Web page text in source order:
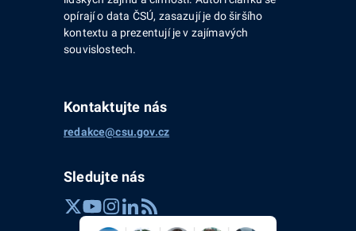
opírají o data ČSÚ, zasazují je do širšího
kontextu a prezentují je v zajímavých
souvislostech.
Kontaktujte nás
redakce@csu.gov.cz
Sledujte nás